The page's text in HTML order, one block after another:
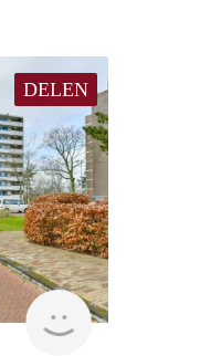
DELEN
Woning